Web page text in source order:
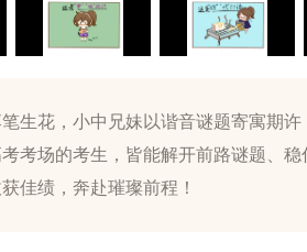
笔生花，小中兄妹以谐音谜题寄寓期
考场的考生，皆能解开前路谜题、稳
佳绩，奔赴璀璨前程！